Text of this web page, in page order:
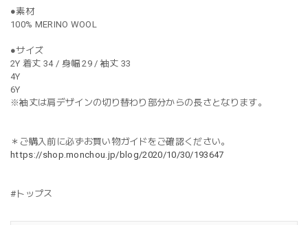
●素材
100% MERINO WOOL
●サイズ
2Y 着丈 34 / 身幅 29 / 袖丈 33
4Y
6Y
※袖丈は肩デザインの切り替わり部分からの長さとなります。
＊ご購入前に必ずお買い物ガイドをご確認ください。
https://shop.monchou.jp/blog/2020/10/30/193647
#トップス